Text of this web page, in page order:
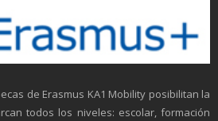
de Erasmus KA1 Mobility posibilitan la
todos los niveles: escolar, formación